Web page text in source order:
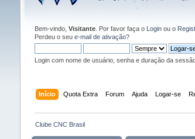
Bem-vindo, Visitante. Por favor faça o Loginou o
Perdeu o seu e-mail de ativação?
Login com nome de usuário, senha e duração da
Início Quota Extra Forum Ajuda Logar-se
Clube CNC Brasil